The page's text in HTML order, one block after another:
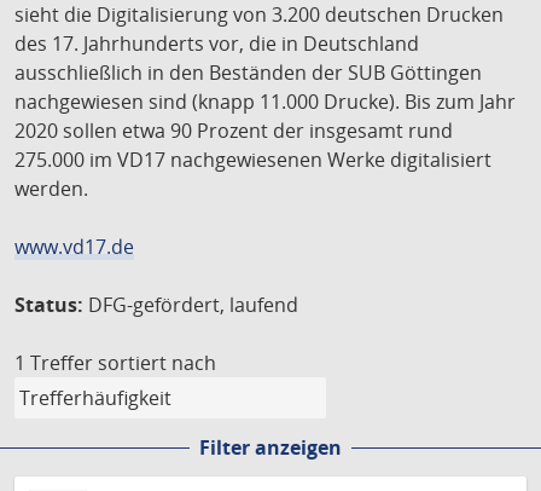
sieht die Digitalisierung von 3.200 deutschen Drucken
des 17. Jahrhunderts vor, die in Deutschland
ausschließlich in den Beständen der SUB Göttingen
nachgewiesen sind (knapp 11.000 Drucke). Bis zum Jahr
2020 sollen etwa 90 Prozent der insgesamt rund
275.000 im VD17 nachgewiesenen Werke digitalisiert
werden.
www.vd17.de
Status: DFG-gefördert, laufend
1 Treffer sortiert nach
Filter anzeigen